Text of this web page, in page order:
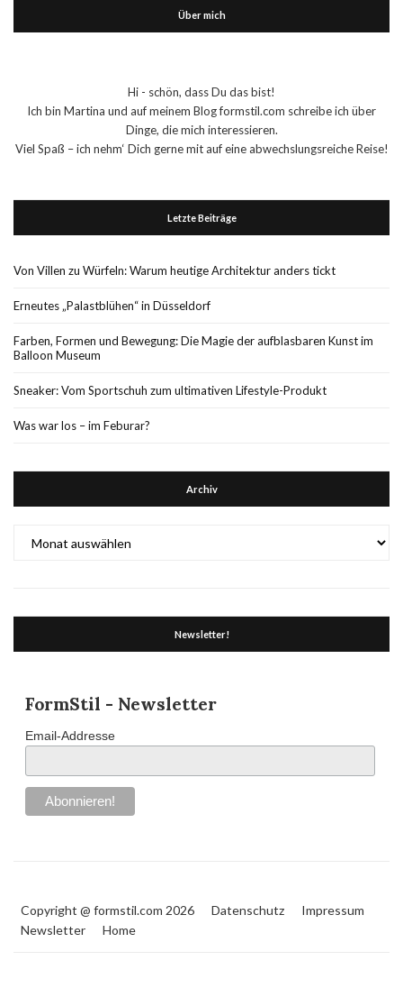
Über mich
Hi - schön, dass Du das bist!
Ich bin Martina und auf meinem Blog formstil.com schreibe ich über
Dinge, die mich interessieren.
Viel Spaß – ich nehm‘ Dich gerne mit auf eine abwechslungsreiche Reise!
Letzte Beiträge
Von Villen zu Würfeln: Warum heutige Architektur anders tickt
Erneutes „Palastblühen“ in Düsseldorf
Farben, Formen und Bewegung: Die Magie der aufblasbaren Kunst im
Balloon Museum
Sneaker: Vom Sportschuh zum ultimativen Lifestyle-Produkt
Was war los – im Feburar?
Archiv
Newsletter!
FormStil - Newsletter
Email-Addresse
Copyright @ formstil.com 2026 Datenschutz
Impressum
Newsletter
Home